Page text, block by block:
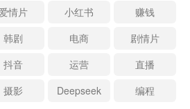
情片
小红书
赚钱
韩剧
电商
剧情片
抖音
运营
直播
摄影
Deepseek 编程